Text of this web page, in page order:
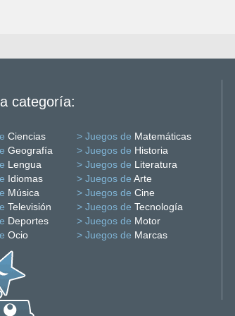
categoría:
Ciencias > Juegos de Matemáticas
Geografía > Juegos de Historia
Lengua > Juegos de Literatura
Idiomas > Juegos de Arte
Música > Juegos de Cine
Televisión > Juegos de Tecnología
Deportes > Juegos de Motor
Ocio > Juegos de Marcas